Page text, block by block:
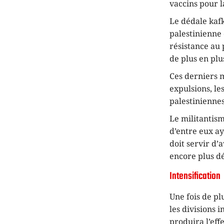
vaccins pour
Le dédale
résistance
de plus en
Ces derniers
expulsions,
Le
d’entre eux
doit servir
encore plus
Intensification
Une fois de
les divisions
produira